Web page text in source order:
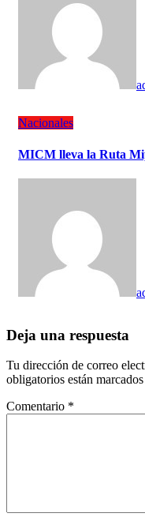
Nacionales
MICM lleva la Ruta
Deja una respuesta
Tu dirección de correo
obligatorios están
Comentario *